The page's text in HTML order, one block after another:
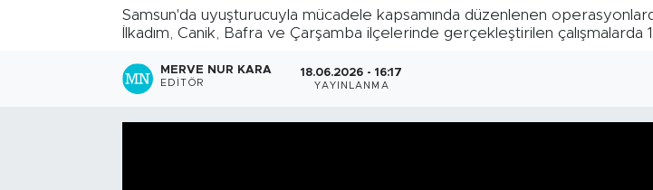
Samsun'da uyuşturucuyla mücadele kapsamında düzenlenen
İlkadım, Canik, Bafra ve Çarşamba ilçelerinde gerçekleştirilen çalışmalarda
MERVE NUR KARA
EDITÖR
18.06.2026 - 16:17
YAYINLANMA
Süper Lig Puan Durumu ve Fikstür